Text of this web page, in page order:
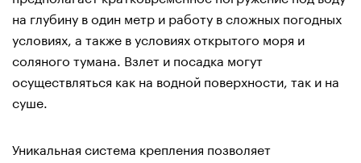
на глубину в один метр и работу в сложных погодных
условиях, а также в условиях открытого моря и
соляного тумана. Взлет и посадка могут
осуществляться как на водной поверхности, так и на
суше.
Уникальная система крепления позволяет